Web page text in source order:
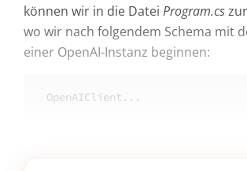
können wir in die Datei Program.cs
wo wir nach folgendem Schema mit
einer OpenAI-Instanz beginnen:
OpenAIClient...